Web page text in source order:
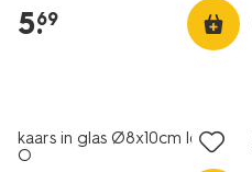
5.
69
kaars in glas Ø8x10cm letter
O